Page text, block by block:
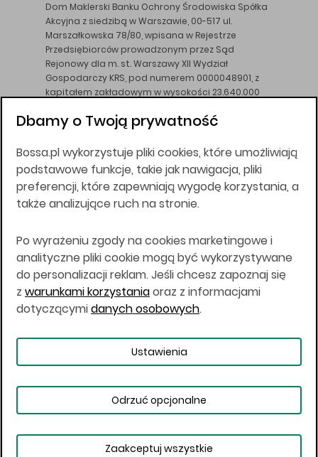
Dom Maklerski Banku Ochrony Środowiska Spółka
Akcyjna z siedzibą w Warszawie, 00-517 ul.
Marszałkowska 78/80, wpisana w Rejestrze
Przedsiębiorców prowadzonym przez Sąd
Rejonowy dla m. st. Warszawy XII Wydział
Gospodarczy KRS, pod numerem 0000048901, z
kapitałem zakładowym w wysokości 23.640.000
DM BOŚ działa na podstawie zezwolenia KNF z dnia
Wszelkie informacje na niniejszej stronie w tym
informacje o produktach inwestycyjnych nie są
kierowane do osób mających miejsce
zamieszkania lub pobytu w Stanach
Japonii, ani w dowolnej innej jurysdykcji, w której
taki materiał byłby sprzeczny z prawem lub w
których zgodne z prawem nabycie produktów
inwestycyjnych nie jest możliwe lub w której nie
jest możliwe złożenie oferty. Prawa obowiązujące
w danej jurysdykcji określają, czy jest możliwe
nabycie poszczególnych produktów
Copyright © 2026 BOŚ | BOSSA.PL
Warunki korzystania
Dane osobowe
Dbamy o Twoją prywatność
Bossa.pl wykorzystuje pliki cookies, które umożliwiają
podstawowe funkcje, takie jak nawigacja, pliki
preferencji, które zapewniają wygodę korzystania, a
także analizujące ruch na stronie.
Po wyrażeniu zgody na cookies marketingowe i
analityczne pliki cookie mogą być wykorzystywane
do personalizacji reklam. Jeśli chcesz zapoznaj się
z warunkami korzystaniaoraz z informacjami
dotyczącymidanych osobowych.
Ustawienia
Odrzuć opcjonalne
Zaakceptuj wszystkie